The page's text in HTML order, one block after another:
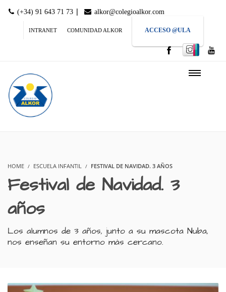
(+34) 91 643 71 73 | alkor@colegioalkor.com
INTRANET COMUNIDAD ALKOR ACCESO @ULA
HOME ESCUELA INFANTIL FESTIVAL DE NAVIDAD. 3 AÑOS
Festival de Navidad. 3
años
Los alumnos de 3 años, junto a su mascota Nuba,
nos enseñan su entorno más cercano.